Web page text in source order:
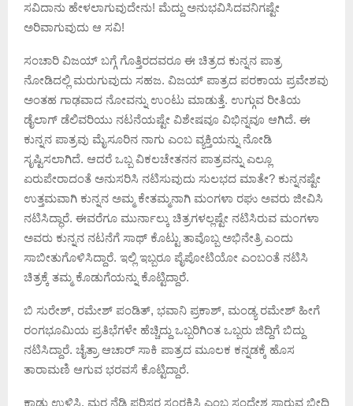
ಸವಿದಾನು ಹೇಳಲಾಗುವುದೇನು! ಮೆದ್ದು ಅನುಭವಿಸಿದವನಿಗಷ್ಟೇ
ಅರಿವಾಗುವುದು ಆ ಸವಿ!
ಸಂಚಾರಿ ವಿಜಯ್ ಬಗ್ಗೆ ಗೊತ್ತಿರದವರೂ ಈ ಚಿತ್ರದ ಕುನ್ನನ ಪಾತ್ರ
ನೋಡಿದಲ್ಲಿ ಮರುಗುವುದು ಸಹಜ. ವಿಜಯ್ ಪಾತ್ರದ ಪರಕಾಯ ಪ್ರವೇಶವು
ಅಂತಹ ಗಾಢವಾದ ನೋವನ್ನು ಉಂಟು ಮಾಡುತ್ತೆ. ಉಗ್ಗುವ ರೀತಿಯ
ಡೈಲಾಗ್ ಡೆಲಿವರಿಯು ನಟನೆಯಷ್ಟೇ ವಿಶೇಷವೂ ವಿಭಿನ್ನವೂ ಆಗಿದೆ. ಈ
ಕುನ್ನನ ಪಾತ್ರವು ಮೈಸೂರಿನ ನಾಗು ಎಂಬ ವ್ಯಕ್ತಿಯನ್ನು ನೋಡಿ
ಸೃಷ್ಟಿಸಲಾಗಿದೆ. ಆದರೆ ಒಬ್ಬ ವಿಕಲಚೇತನನ ಪಾತ್ರವನ್ನು ಎಲ್ಲೂ
ಏರುಪೇರಾದಂತೆ ಅನುಸರಿಸಿ ನಟಿಸುವುದು ಸುಲಭದ ಮಾತೇ? ಕುನ್ನನಷ್ಟೇ
ಉತ್ತಮವಾಗಿ ಕುನ್ನನ ಅಮ್ಮ ಕೇತಮ್ಮನಾಗಿ ಮಂಗಳಾ ರಘು ಅವರು ಜೀವಿಸಿ
ನಟಿಸಿದ್ಧಾರೆ. ಈವರೆಗೂ ಮುರ್ನಾಲ್ಕು ಚಿತ್ರಗಳಲ್ಲಷ್ಟೇ ನಟಿಸಿರುವ ಮಂಗಳಾ
ಅವರು ಕುನ್ನನ ನಟನೆಗೆ ಸಾಥ್ ಕೊಟ್ಟು ತಾವೊಬ್ಬ ಅಭಿನೇತ್ರಿ ಎಂದು
ಸಾಬೀತುಗೊಳಿಸಿದ್ದಾರೆ. ಇಲ್ಲಿ ಇಬ್ಬರೂ ಪೈಪೋಟಿಯೋ ಎಂಬಂತೆ ನಟಿಸಿ
ಚಿತ್ರಕ್ಕೆ ತಮ್ಮ ಕೊಡುಗೆಯನ್ನು ಕೊಟ್ಟಿದ್ದಾರೆ.
ಬಿ ಸುರೇಶ್, ರಮೇಶ್ ಪಂಡಿತ್, ಭವಾನಿ ಪ್ರಕಾಶ್, ಮಂಡ್ಯ ರಮೇಶ್ ಹೀಗೆ
ರಂಗಭೂಮಿಯ ಪ್ರತಿಭೆಗಳೇ ಹೆಚ್ಚಿದ್ದು ಒಬ್ಬರಿಗಿಂತ ಒಬ್ಬರು ಜಿದ್ದಿಗೆ ಬಿದ್ದು
ನಟಿಸಿದ್ದಾರೆ. ಚೈತ್ರಾ ಆಚಾರ್ ಸಾಕಿ ಪಾತ್ರದ ಮೂಲಕ ಕನ್ನಡಕ್ಕೆ ಹೊಸ
ತಾರಾಮಣಿ ಆಗುವ ಭರವಸೆ ಕೊಟ್ಟಿದ್ದಾರೆ.
ಕಾಡು ಉಳಿಸಿ, ಮರ ನೆಡಿ ಪರಿಸರ ಸಂರಕ್ಷಿಸಿ ಎಂಬ ಸಂದೇಶ ಸಾರುವ ಬೀದಿ